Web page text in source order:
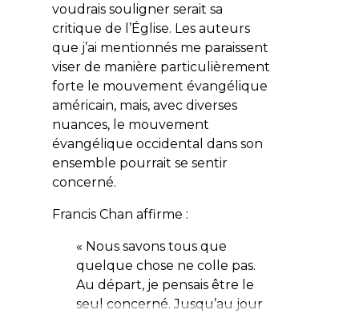
voudrais souligner serait sa
critique de l’Église. Les auteurs
que j’ai mentionnés me paraissent
viser de manière particulièrement
forte le mouvement évangélique
américain, mais, avec diverses
nuances, le mouvement
évangélique occidental dans son
ensemble pourrait se sentir
concerné.
Francis Chan affirme :
« Nous savons tous que
quelque chose ne colle pas.
Au départ, je pensais être le
seul concerné. Jusqu’au jour